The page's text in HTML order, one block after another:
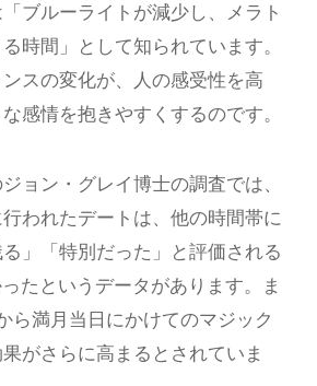
ブルーライトが減少し、メラト
時間」として知られています。
スの変化が、人の感受性を高
感情を抱きやすくするのです。
ョン・グレイ博士の調査では、
われたデートは、他の時間帯に
」「特別だった」と評価される
たというデータがあります。ま
ら満月当日にかけてのマジック
がさらに高まるとされていま